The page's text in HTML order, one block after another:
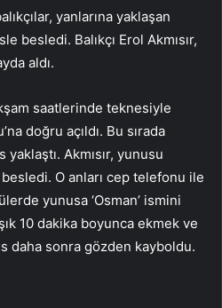
yanlarına yaklaşan
besledi. Balıkçı Erol Akmısır,
aldı.
saatlerinde teknesiyle
doğru açıldı. Bu sırada
yaklaştı. Akmısır, yunusu
O anları cep telefonu ile
yunusa ‘Osman’ ismini
10 dakika boyunca ekmek ve
daha sonra gözden kayboldu.